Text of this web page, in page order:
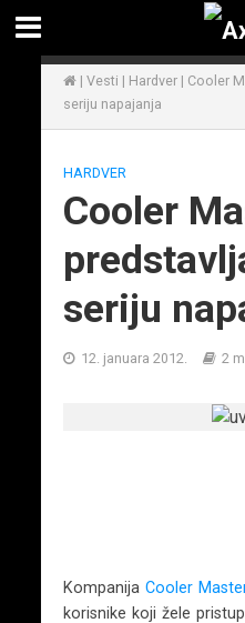
| Vesti | Hardver| Cooler
seriju napajanja
HARDVER
Cooler
seriju
12. januara 2012. 2
Kompanija Cooler
korisnike koji žele